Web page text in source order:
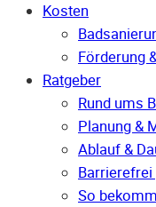
Kosten
Förderung
Ratgeber
Rund ums
Planung &
Ablauf &
Barrierefrei
So